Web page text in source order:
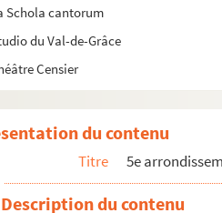
Schola cantorum
du Val-de-Grâce
Censier
des Deux boules. Théâtre
Théâtre de l'Épée de bois
Théâtre de la Huchette
du contenu
Titre 5e
Description du contenu